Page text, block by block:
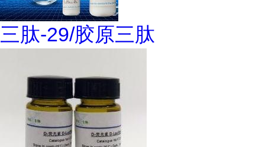
三肽-29/胶原三肽